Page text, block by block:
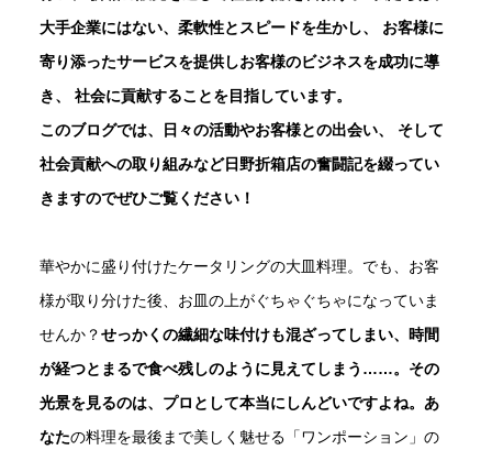
大手企業にはない、柔軟性とスピードを生かし、
お客様に
寄り添ったサービスを提供しお客様のビジネスを成功に導
き、
社会に貢献することを目指しています。
このブログでは、日々の活動やお客様との出会い、
そして
社会貢献への取り組みなど日野折箱店の奮闘記を綴ってい
きますのでぜひご覧ください！
華やかに盛り付けたケータリングの大皿料理。でも、お客
様が取り分けた後、お皿の上がぐちゃぐちゃになっていま
せんか？せっかくの繊細な味付けも混ざってしまい、時間
が経つとまるで食べ残しのように見えてしまう……。その
光景を見るのは、プロとして本当にしんどいですよね。あ
なたの料理を最後まで美しく魅せる「ワンポーション」の